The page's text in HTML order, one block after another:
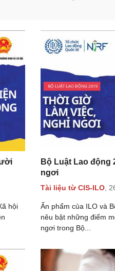
hội
Bộ Luật Lao động
ngơi
Tài liệu từ CIS-ILO
Ấn phẩm của ILO và
nêu bật những điểm
ngơi trong Bộ...